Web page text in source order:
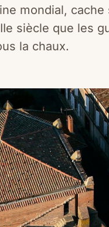
mondial, cache
siècle que les
la chaux.